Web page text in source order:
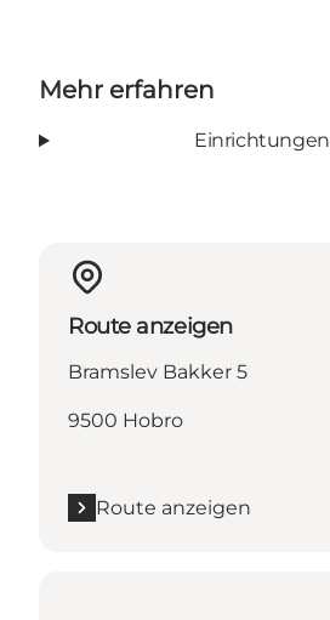
Mehr erfahren
Einrichtungen
Route anzeigen
Bramslev Bakker 5
9500 Hobro
Route anzeigen